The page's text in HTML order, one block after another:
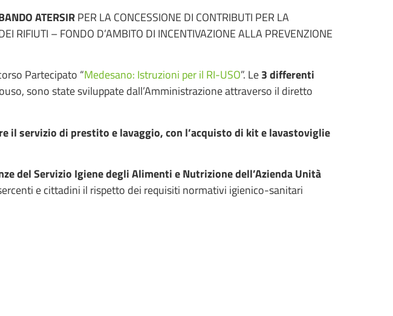
ATERSIRPER LA CONCESSIONE DI CONTRIBUTI PER LA
RIFIUTI – FONDO D’AMBITO DI INCENTIVAZIONE ALLA PREVENZIONE
Partecipato “Medesano: Istruzioni per il RI-USO”. Le3 differenti
sono state sviluppate dall’Amministrazione attraverso il diretto
il servizio di prestito e lavaggio, con l’acquisto di kit e lavastoviglie
del Servizio Igiene degli Alimenti e Nutrizione dell’Azienda Unità
e cittadini il rispetto dei requisiti normativi igienico-sanitari